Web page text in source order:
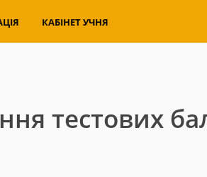
КАБІНЕТ УЧНЯ
тестових